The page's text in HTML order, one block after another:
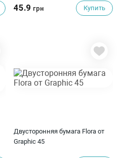
45.9 грн Купить
Двусторонняя бумага Flora от
Graphic 45